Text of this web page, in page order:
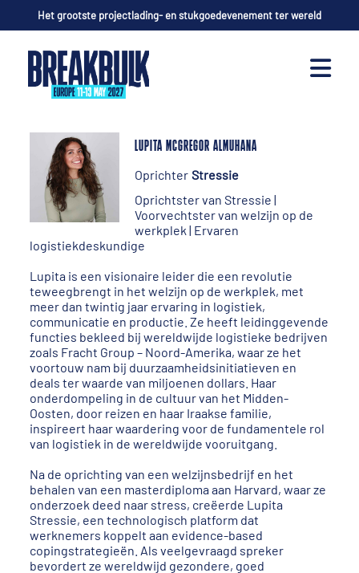
Het grootste projectlading- en stukgoedevenement ter wereld
LUPITA MCGREGOR ALMUHANA
Oprichter Stressie
Oprichtster van Stressie |
Voorvechtster van welzijn op de
werkplek | Ervaren
logistiekdeskundige
Lupita is een visionaire leider die een revolutie
teweegbrengt in het welzijn op de werkplek, met
meer dan twintig jaar ervaring in logistiek,
communicatie en productie. Ze heeft leidinggevende
functies bekleed bij wereldwijde logistieke bedrijven
zoals Fracht Group – Noord-Amerika, waar ze het
voortouw nam bij duurzaamheidsinitiatieven en
deals ter waarde van miljoenen dollars. Haar
onderdompeling in de cultuur van het Midden-
Oosten, door reizen en haar Iraakse familie,
inspireert haar waardering voor de fundamentele rol
van logistiek in de wereldwijde vooruitgang.
Na de oprichting van een welzijnsbedrijf en het
behalen van een masterdiploma aan Harvard, waar ze
onderzoek deed naar stress, creëerde Lupita
Stressie, een technologisch platform dat
werknemers koppelt aan evidence-based
copingstrategieën. Als veelgevraagd spreker
bevordert ze wereldwijd gezondere, goed